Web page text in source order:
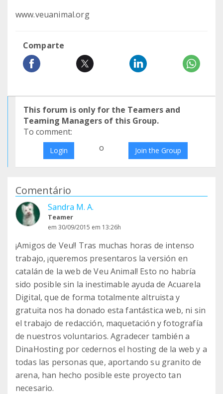
www.veuanimal.org
Comparte
This forum is only for the Teamers and
Teaming Managers of this Group.
To comment:
Login o Join the Group
Comentário
Sandra M. A.
Teamer
em 30/09/2015 em 13:26h
¡Amigos de Veu!! Tras muchas horas de intenso
trabajo, ¡queremos presentaros la versión en
catalán de la web de Veu Animal! Esto no habría
sido posible sin la inestimable ayuda de Acuarela
Digital, que de forma totalmente altruista y
gratuita nos ha donado esta fantástica web, ni sin
el trabajo de redacción, maquetación y fotografía
de nuestros voluntarios. Agradecer también a
DinaHosting por cedernos el hosting de la web y a
todas las personas que, aportando su granito de
arena, han hecho posible este proyecto tan
necesario.